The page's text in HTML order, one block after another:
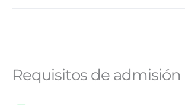
Requisitos de admisión